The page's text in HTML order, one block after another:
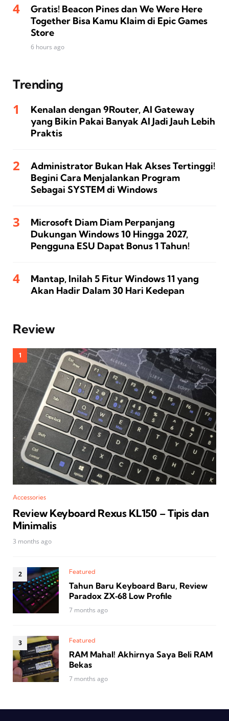
Gratis! Beacon Pines dan We Were Here
Together Bisa Kamu Klaim di Epic Games
Store
6 hours ago
Trending
Kenalan dengan 9Router, AI Gateway
yang Bikin Pakai Banyak AI Jadi Jauh Lebih
Praktis
Administrator Bukan Hak Akses Tertinggi!
Begini Cara Menjalankan Program
Sebagai SYSTEM di Windows
Microsoft Diam Diam Perpanjang
Dukungan Windows 10 Hingga 2027,
Pengguna ESU Dapat Bonus 1 Tahun!
Mantap, Inilah 5 Fitur Windows 11 yang
Akan Hadir Dalam 30 Hari Kedepan
Review
Accessories
Review Keyboard Rexus KL150 – Tipis dan
Minimalis
3 months ago
Featured
Tahun Baru Keyboard Baru, Review
Paradox ZX‑68 Low Profile
7 months ago
Featured
RAM Mahal! Akhirnya Saya Beli RAM
Bekas
7 months ago